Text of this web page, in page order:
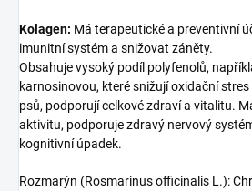
Kolagen: Má terapeutické a preventivní
imunitní systém a snižovat záněty.
Obsahuje vysoký podíl polyfenolů,
karnosinovou, které snižují oxidační
psů, podporují celkové zdraví a vitalitu.
aktivitu, podporuje zdravý nervový
kognitivní úpadek.
Rozmarýn (Rosmarinus officinalis L.):